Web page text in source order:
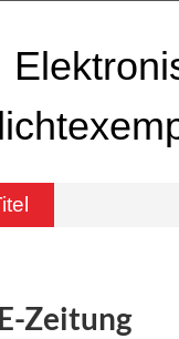
E-Zeitung